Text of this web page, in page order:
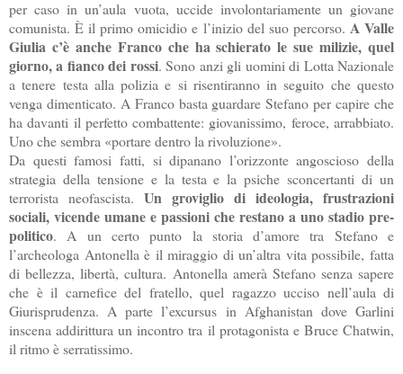
per caso in un’aula vuota, uccide involontariamente un giovane
comunista. È il primo omicidio e l’inizio del suo percorso. A Valle
Giulia c’è anche Franco che ha schierato le sue milizie, quel
giorno, a fianco dei rossi. Sono anzi gli uomini di Lotta Nazionale
a tenere testa alla polizia e si risentiranno in seguito che questo
venga dimenticato. A Franco basta guardare Stefano per capire che
ha davanti il perfetto combattente: giovanissimo, feroce, arrabbiato.
Uno che sembra «portare dentro la rivoluzione».
Da questi famosi fatti, si dipanano l’orizzonte angoscioso della
strategia della tensione e la testa e la psiche sconcertanti di un
terrorista neofascista. Un groviglio di ideologia, frustrazioni
sociali, vicende umane e passioni che restano a uno stadio pre-
politico. A un certo punto la storia d’amore tra Stefano e
l’archeologa Antonella è il miraggio di un’altra vita possibile, fatta
di bellezza, libertà, cultura. Antonella amerà Stefano senza sapere
che è il carnefice del fratello, quel ragazzo ucciso nell’aula di
Giurisprudenza. A parte l’excursus in Afghanistan dove Garlini
inscena addirittura un incontro tra il protagonista e Bruce Chatwin,
il ritmo è serratissimo.